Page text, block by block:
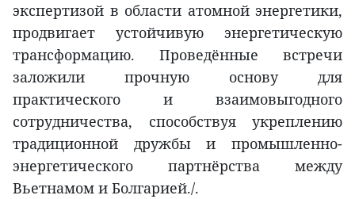
экспертизой в области атомной энергетики,
продвигает устойчивую энергетическую
трансформацию. Проведённые встречи
заложили прочную основу для
практического и взаимовыгодного
сотрудничества, способствуя укреплению
традиционной дружбы и промышленно-
энергетического партнёрства между
Вьетнамом и Болгарией./.